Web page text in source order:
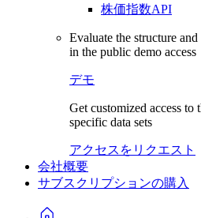
株価指数API
Evaluate the structure
in the public demo access
デモ
Get customized access to
specific data sets
アクセスをリクエスト
会社概要
サブスクリプションの購入